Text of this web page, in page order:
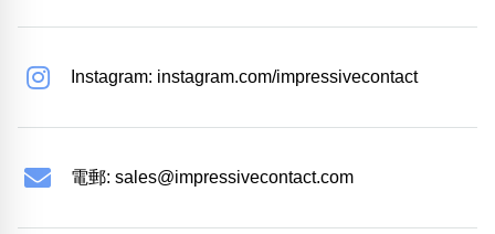
Instagram: instagram.com/impressivecontact
電郵: sales@impressivecontact.com